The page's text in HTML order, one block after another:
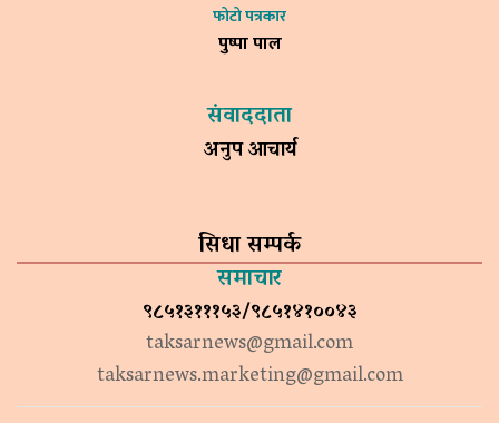
फोटो पत्रकार
पुष्पा पाल
संवाददाता
अनुप आचार्य
सिधा सम्पर्क
समाचार
९८५१३१११५३/९८५१४१००४३
taksarnews@gmail.com
taksarnews.marketing@gmail.com